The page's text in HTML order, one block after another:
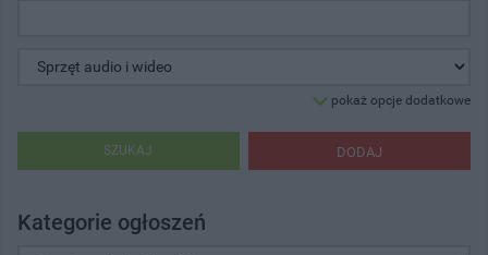
pokaż opcje dodatkowe
DODAJ
SZUKAJ
Kategorie ogłoszeń